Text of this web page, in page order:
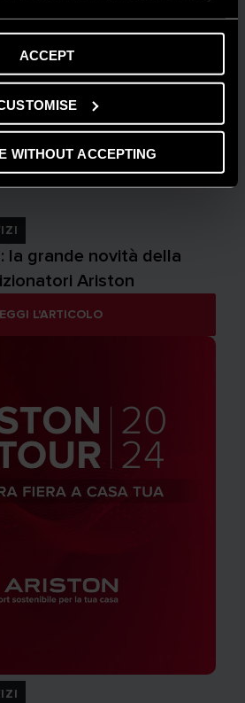
ACCEPT
WITHOUT ACCEPTING
la grande novità della
Ariston
L'ARTICOLO